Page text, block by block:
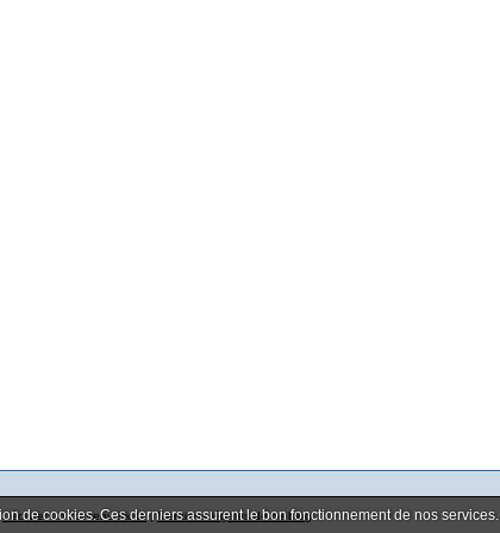
de cookies. Ces derniers assurent le bon fonctionnement de nos services.
Déclarer un contenu illicite|Mentions légales de ce blog